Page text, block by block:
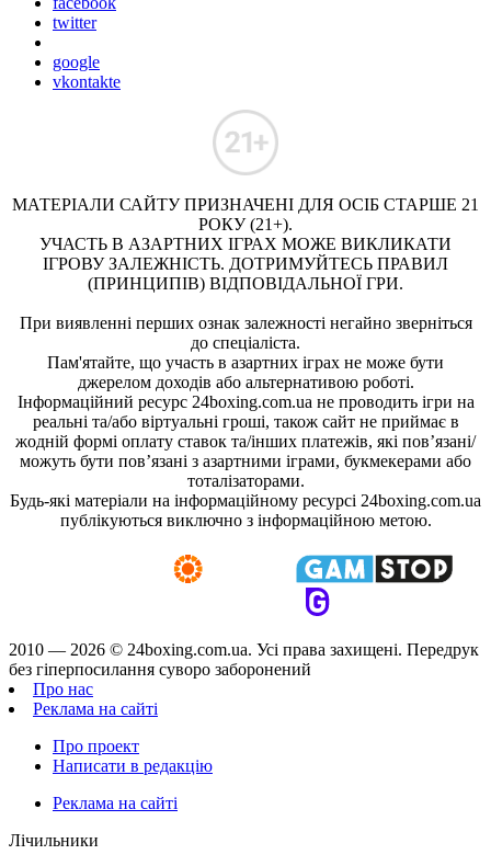
twitter
google
vkontakte
МАТЕРІАЛИ САЙТУ ПРИЗНАЧЕНІ ДЛЯ ОСІБ СТАРШЕ 21
РОКУ (21+).
УЧАСТЬ В АЗАРТНИХ ІГРАХ МОЖЕ ВИКЛИКАТИ
ІГРОВУ ЗАЛЕЖНІСТЬ. ДОТРИМУЙТЕСЬ ПРАВИЛ
(ПРИНЦИПІВ) ВІДПОВІДАЛЬНОЇ ГРИ.
При виявленні перших ознак залежності негайно зверніться
до спеціаліста.
Пам'ятайте, що участь в азартних іграх не може бути
джерелом доходів або альтернативою роботі.
Інформаційний ресурс 24boxing.com.ua не проводить ігри на
реальні та/або віртуальні гроші, також сайт не приймає в
жодній формі оплату ставок та/інших платежів, які пов’язані/
можуть бути пов’язані з азартними іграми, букмекерами або
тоталізаторами.
Будь-які матеріали на інформаційному ресурсі 24boxing.com.ua
публікуються виключно з інформаційною метою.
2010 — 2026 © 24boxing.com.ua. Усi права захищенi. Передрук
без гіперпосилання суворо заборонений
Про нас
Реклама на сайті
Про проект
Написати в редакцію
Реклама на сайті
Лічильники